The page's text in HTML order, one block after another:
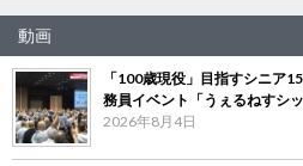
動画
「100歳現役」目指すシニア
務員イベント「うぇるねすシッ
2026年8月4日